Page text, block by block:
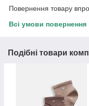
Повернення товару
Всі умови повернення
Подібні товари